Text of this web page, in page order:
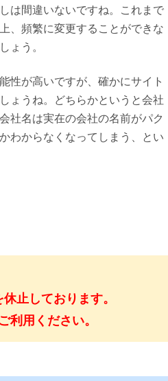
は間違いないですね。これまで
、頻繁に変更することができな
ょう。
性が高いですが、確かにサイト
ょうね。どちらかというと会社
社名は実在の会社の名前がパク
わからなくなってしまう、とい
止しております。
利用ください。